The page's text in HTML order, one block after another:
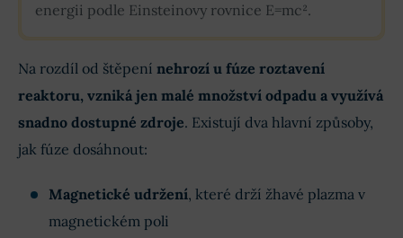
energii podle Einsteinovy rovnice E=mc².
Na rozdíl od štěpení nehrozí u fúze roztavení
reaktoru, vzniká jen malé množství odpadu a využívá
snadno dostupné zdroje. Existují dva hlavní způsoby,
jak fúze dosáhnout:
Magnetické udržení, které drží žhavé plazma v
magnetickém poli